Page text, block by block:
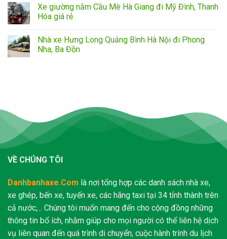
Xe giường nằm Cầu Mè Hà Giang đi Mỹ Đình, Thanh
Hóa giá rẻ
Nhà xe Hưng Long Quảng Bình Hà Nội đi Phong
Nha, Ba Đồn
VỀ CHÚNG TÔI
Danhbanhaxe.Com là nơi tổng hợp các danh sách nhà xe,
xe ghép, bến xe, tuyến xe, các hãng taxi tại 34 tỉnh thành trên
cả nước,... Chúng tôi muốn mang đến cho cộng đồng những
thông tin bổ ích, nhằm giúp cho mọi người có thể liên hệ dịch
vụ liên quan đến quá trình di chuyển, cuộc hành trình du lịch